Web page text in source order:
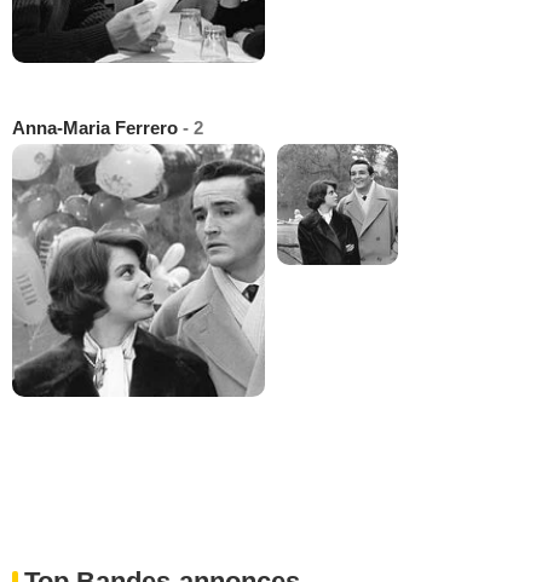
Anna-Maria Ferrero - 2